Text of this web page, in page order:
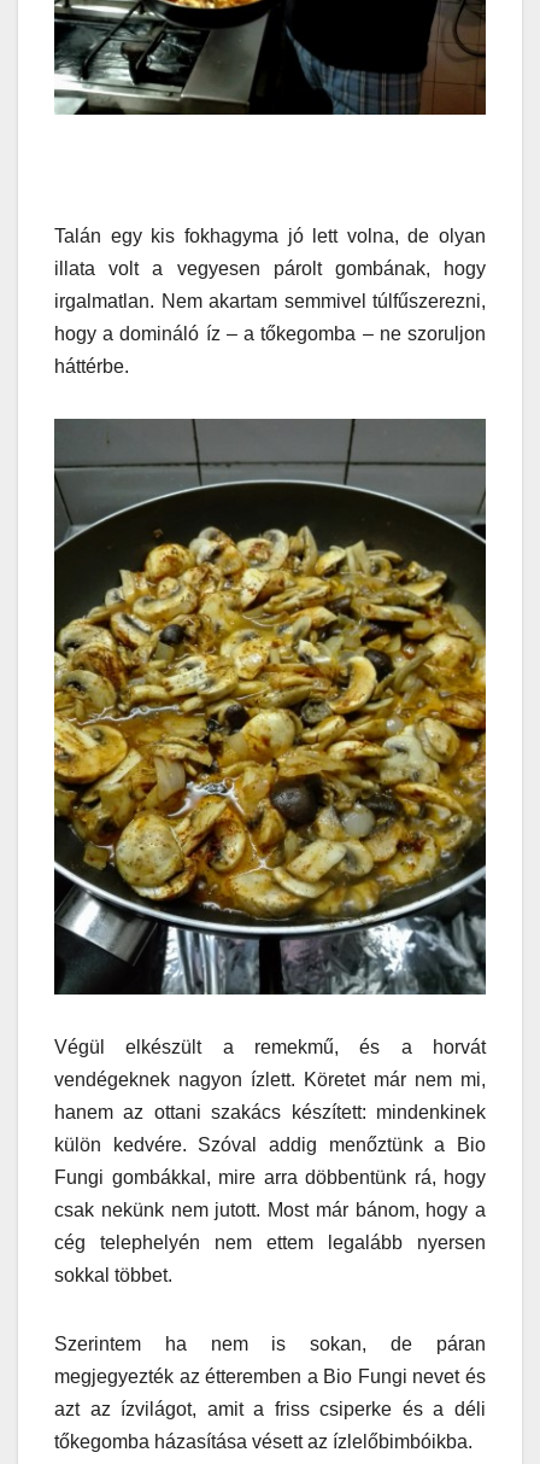
Talán egy kis fokhagyma jó lett volna, de olyan
illata volt a vegyesen párolt gombának, hogy
irgalmatlan. Nem akartam semmivel túlfűszerezni,
hogy a domináló íz – a tőkegomba – ne szoruljon
háttérbe.
Végül elkészült a remekmű, és a horvát
vendégeknek nagyon ízlett. Köretet már nem mi,
hanem az ottani szakács készített: mindenkinek
külön kedvére. Szóval addig menőztünk a Bio
Fungi gombákkal, mire arra döbbentünk rá, hogy
csak nekünk nem jutott. Most már bánom, hogy a
cég telephelyén nem ettem legalább nyersen
sokkal többet.
Szerintem ha nem is sokan, de páran
megjegyezték az étteremben a Bio Fungi nevet és
azt az ízvilágot, amit a friss csiperke és a déli
tőkegomba házasítása vésett az ízlelőbimbóikba.